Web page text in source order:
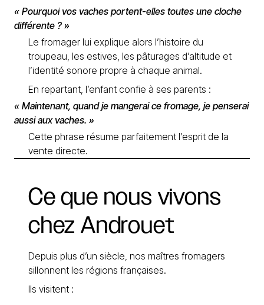
« Pourquoi vos vaches portent-elles toutes une cloche
différente ? »
Le fromager lui explique alors l’histoire du
troupeau, les estives, les pâturages d’altitude et
l’identité sonore propre à chaque animal.
En repartant, l’enfant confie à ses parents :
« Maintenant, quand je mangerai ce fromage, je penserai
aussi aux vaches. »
Cette phrase résume parfaitement l’esprit de la
vente directe.
Ce que nous vivons
chez Androuet
Depuis plus d’un siècle, nos maîtres fromagers
sillonnent les régions françaises.
Ils visitent :